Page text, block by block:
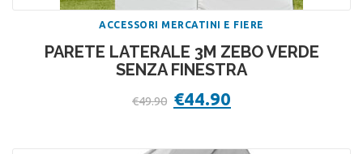
ACCESSORI MERCATINI E FIERE
PARETE LATERALE 3M ZEBO VERDE
SENZA FINESTRA
€49.90 Il
prezzo
€49.90.
€44.90prezzo
€44.90.